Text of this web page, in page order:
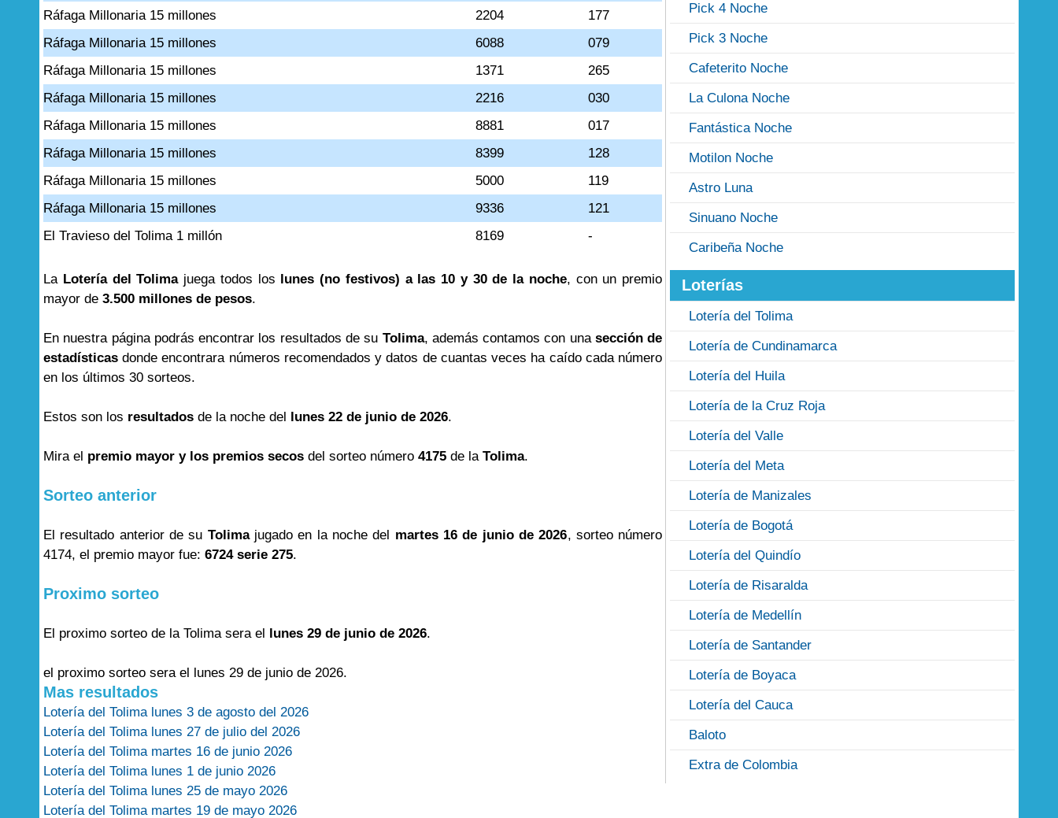
Ráfaga Millonaria 15 millones
2204
177
Ráfaga Millonaria 15 millones
6088
079
Ráfaga Millonaria 15 millones
1371
265
Ráfaga Millonaria 15 millones
2216
030
Ráfaga Millonaria 15 millones
8881
017
Ráfaga Millonaria 15 millones
8399
128
Ráfaga Millonaria 15 millones
5000
119
Ráfaga Millonaria 15 millones
9336
121
El Travieso del Tolima 1 millón
8169 -
La Lotería del Tolimajuega todos los lunes (no festivos) a las 10 y 30 de la noche, con un premio
mayor de 3.500 millones de pesos.
En nuestra página podrás encontrar los resultados de su Tolima, además contamos con una sección de
estadísticas donde encontrara números recomendados y datos de cuantas veces ha caído cada número
en los últimos 30 sorteos.
Estos son los resultados de la noche del lunes 22 de junio de 2026.
Mira el premio mayor y los premios secos del sorteo número 4175 de la Tolima.
Sorteo anterior
El resultado anterior de su Tolimajugado en la noche del martes 16 de junio de 2026, sorteo número
4174, el premio mayor fue: 6724 serie 275.
Proximo sorteo
El proximo sorteo de la Tolima sera el lunes 29 de junio de 2026.
el proximo sorteo sera el lunes 29 de junio de 2026.
Mas resultados
Lotería del Tolima lunes 3 de agosto del 2026
Lotería del Tolima lunes 27 de julio del 2026
Lotería del Tolima martes 16 de junio 2026
Lotería del Tolima lunes 1 de junio 2026
Lotería del Tolima lunes 25 de mayo 2026
Lotería del Tolima martes 19 de mayo 2026
Pick 4 Noche
Pick 3 Noche
Cafeterito Noche
La Culona Noche
Fantástica Noche
Motilon Noche
Astro Luna
Sinuano Noche
Caribeña Noche
Loterías
Lotería del Tolima
Lotería de Cundinamarca
Lotería del Huila
Lotería de la Cruz Roja
Lotería del Valle
Lotería del Meta
Lotería de Manizales
Lotería de Bogotá
Lotería del Quindío
Lotería de Risaralda
Lotería de Medellín
Lotería de Santander
Lotería de Boyaca
Lotería del Cauca
Baloto
Extra de Colombia